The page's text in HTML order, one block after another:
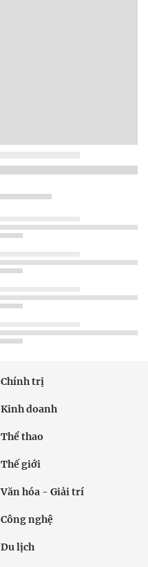
Chính trị
Kinh doanh
Thể thao
Thế giới
Văn hóa - Giải trí
Công nghệ
Du lịch